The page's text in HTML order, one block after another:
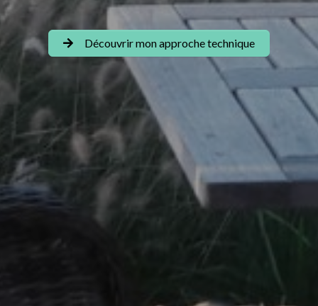
Découvrir mon approche technique